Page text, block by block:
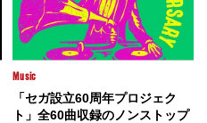
Music
「セガ設立60周年プロジェク
ト」全60曲収録のノンストップ